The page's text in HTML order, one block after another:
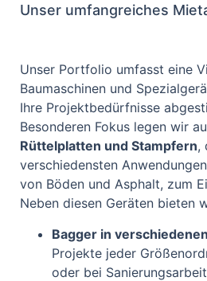
Unser umfangreiches
Unser Portfolio umfasst eine
Baumaschinen und
Ihre Projektbedürfnisse
Besonderen Fokus legen wir
Rüttelplatten und Stampfern,
verschiedensten
von Böden und Asphalt, zum
Neben diesen Geräten bieten
Bagger in
Projekte jeder
oder bei